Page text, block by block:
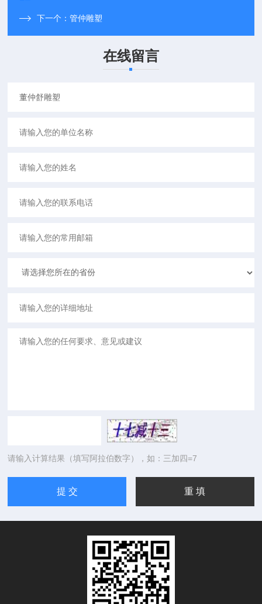
下一个：管仲雕塑
在线留言
请输入计算结果（填写阿拉伯数字），如：三加四=7